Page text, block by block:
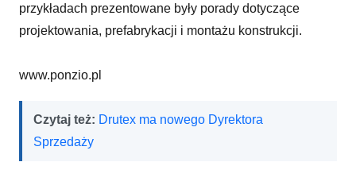
przykładach prezentowane były porady dotyczące
projektowania, prefabrykacji i montażu konstrukcji.
www.ponzio.pl
Czytaj też: Drutex ma nowego Dyrektora
Sprzedaży